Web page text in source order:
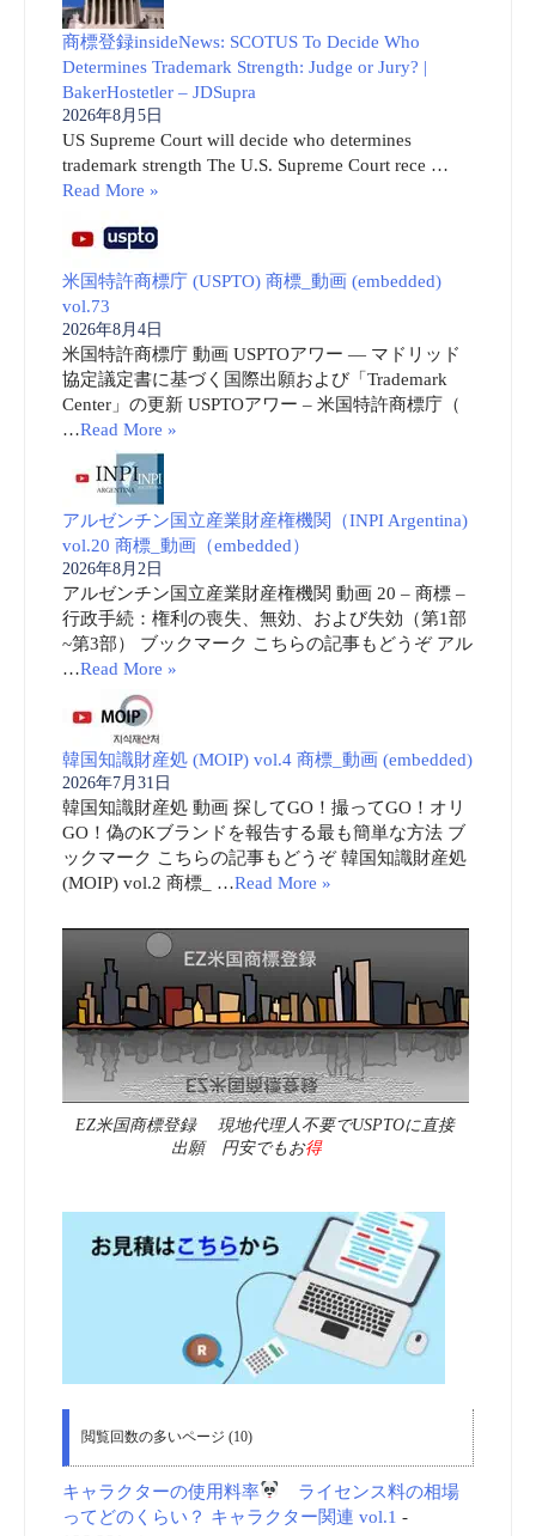
商標登録insideNews: SCOTUS To Decide Who
Determines Trademark Strength: Judge or Jury? |
BakerHostetler – JDSupra
2026年8月5日
US Supreme Court will decide who determines
trademark strength The U.S. Supreme Court rece …
Read More »
米国特許商標庁 (USPTO) 商標_動画 (embedded)
vol.73
2026年8月4日
米国特許商標庁 動画 USPTOアワー ― マドリッド
協定議定書に基づく国際出願および「Trademark
Center」の更新 USPTOアワー – 米国特許商標庁（
…Read More »
アルゼンチン国立産業財産権機関（INPI Argentina)
vol.20 商標_動画（embedded）
2026年8月2日
アルゼンチン国立産業財産権機関 動画 20 – 商標 –
行政手続：権利の喪失、無効、および失効（第1部
~第3部） ブックマーク こちらの記事もどうぞ アル
…Read More »
韓国知識財産処 (MOIP) vol.4 商標_動画 (embedded)
2026年7月31日
韓国知識財産処 動画 探してGO！撮ってGO！オリ
GO！偽のKブランドを報告する最も簡単な方法 ブ
ックマーク こちらの記事もどうぞ 韓国知識財産処
(MOIP) vol.2 商標_ …Read More »
EZ米国商標登録 現地代理人不要でUSPTOに直接
出願 円安でもお得
閲覧回数の多いページ (10)
キャラクターの使用料率
ライセンス料の相場
ってどのくらい？ キャラクター関連 vol.1 -